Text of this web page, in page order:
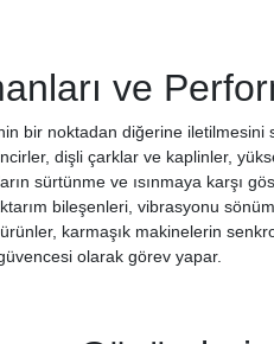
ve
bir noktadan diğerine iletilmesini
dişli çarklar ve kaplinler,
sürtünme ve ısınmaya karşı
bileşenleri, vibrasyonu
karmaşık makinelerin
olarak görev yapar.